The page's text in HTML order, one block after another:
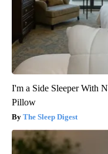
I'm a Side Sleeper With
Pillow
The Sleep Digest